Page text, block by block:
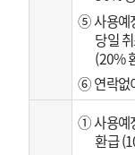
⑤ 사용예
당일
(20%
⑥ 연락없
① 사용예
환급